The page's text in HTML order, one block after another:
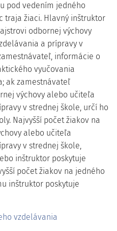
pod vedením jedného
traja žiaci. Hlavný inštruktor
odbornej výchovy
a prípravy v
informácie o
vyučovania
ak zamestnávateľ
výchovy alebo učiteľa
v strednej škole, určí ho
Najvyšší počet žiakov na
alebo učiteľa
v strednej škole,
inštruktor poskytuje
počet žiakov na jedného
inštruktor poskytuje
vzdelávania